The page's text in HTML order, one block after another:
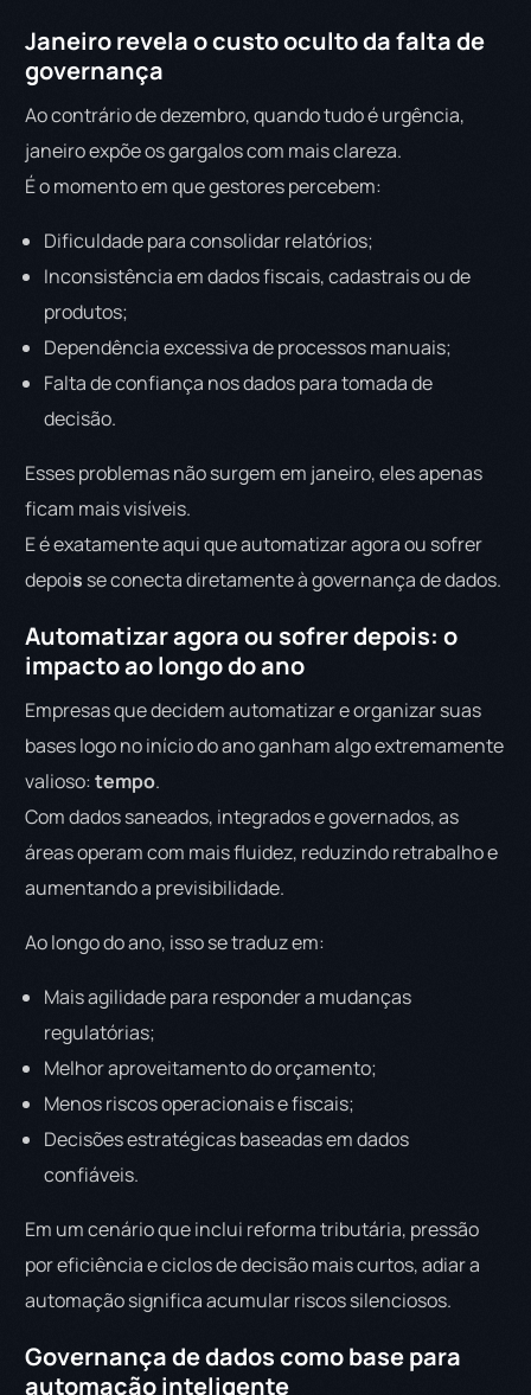
Janeiro revela o custo oculto da falta de
governança
Ao contrário de dezembro, quando tudo é urgência,
janeiro expõe os gargalos com mais clareza.
É o momento em que gestores percebem:
Dificuldade para consolidar relatórios;
Inconsistência em dados fiscais, cadastrais ou de
produtos;
Dependência excessiva de processos manuais;
Falta de confiança nos dados para tomada de
decisão.
Esses problemas não surgem em janeiro, eles apenas
ficam mais visíveis.
E é exatamente aqui que automatizar agora ou sofrer
depois se conecta diretamente à governança de dados.
Automatizar agora ou sofrer depois: o
impacto ao longo do ano
Empresas que decidem automatizar e organizar suas
bases logo no início do ano ganham algo extremamente
valioso:tempo.
Com dados saneados, integrados e governados, as
áreas operam com mais fluidez, reduzindo retrabalho e
aumentando a previsibilidade.
Ao longo do ano, isso se traduz em:
Mais agilidade para responder a mudanças
regulatórias;
Melhor aproveitamento do orçamento;
Menos riscos operacionais e fiscais;
Decisões estratégicas baseadas em dados
confiáveis.
Em um cenário que inclui reforma tributária, pressão
por eficiência e ciclos de decisão mais curtos, adiar a
automação significa acumular riscos silenciosos.
Governança de dados como base para
automação inteligente